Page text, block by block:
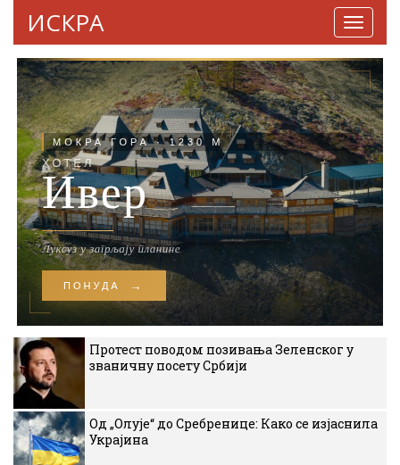
ИСКРА
Протест поводом позивања Зеленског у
званичну посету Србији
Од „Олује“ до Сребренице: Како се изјаснила
Украјина